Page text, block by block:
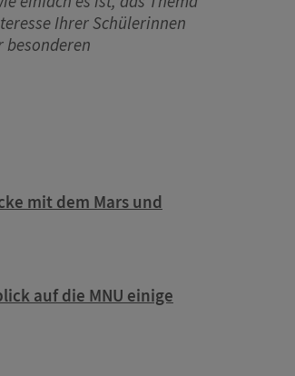
Ihrer Schülerinnen
besonderen
mit dem Mars und
auf die MNU einige